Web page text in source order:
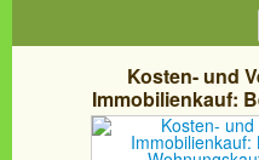
Kosten- und
Immobilienkauf: